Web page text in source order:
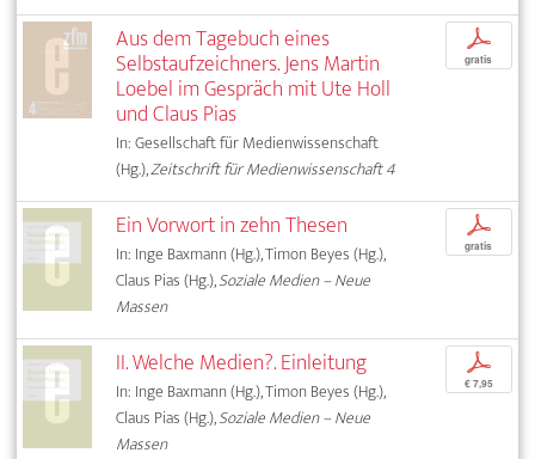
Aus dem Tagebuch eines
Selbstaufzeichners. Jens Martin
Loebel im Gespräch mit Ute Holl
und Claus Pias
In: Gesellschaft für Medienwissenschaft
(Hg.),Zeitschrift für Medienwissenschaft 4
p
gratis
Ein Vorwort in zehn Thesen
In: Inge Baxmann (Hg.), Timon Beyes (Hg.),
Claus Pias (Hg.),Soziale Medien – Neue
Massen
p
gratis
II. Welche Medien?. Einleitung
In: Inge Baxmann (Hg.), Timon Beyes (Hg.),
Claus Pias (Hg.),Soziale Medien – Neue
Massen
p
€ 7,95